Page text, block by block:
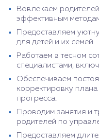
Вовлекаем
эффективным
Предоставляем
для детей и их семей.
Работаем в тесном
специалистами,
Обеспечиваем
корректировку
прогресса.
Проводим занятия и
родителей по
Предоставляем